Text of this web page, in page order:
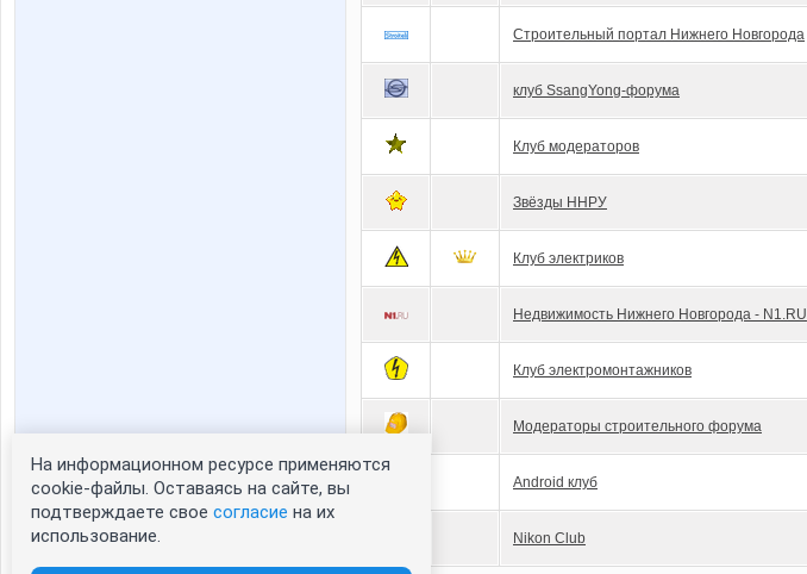
Строительный портал Нижнего Новгорода
клуб SsangYong-форума
Клуб модераторов
Звёзды ННРУ
Клуб электриков
Недвижимость Нижнего Новгорода - N1.RU
Клуб электромонтажников
Модераторы строительного форума
Android клуб
Nikon Club
На информационном ресурсе применяются
cookie-файлы. Оставаясь на сайте, вы
подтверждаете свое согласие на их
использование.